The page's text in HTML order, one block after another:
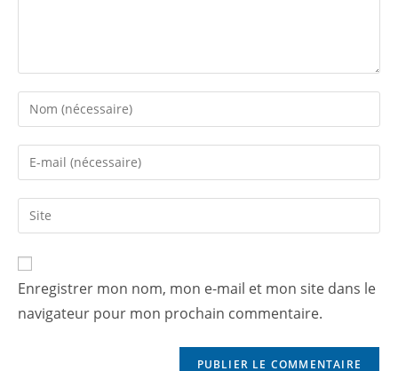
Enregistrer mon nom, mon e-mail et mon site dans le
navigateur pour mon prochain commentaire.